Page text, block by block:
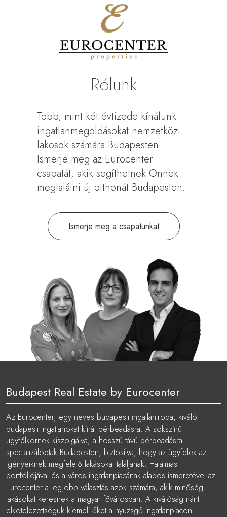
Rólunk
Több, mint két évtizede kínálunk
ingatlanmegoldásokat nemzetközi
lakosok számára Budapesten.
Ismerje meg az Eurocenter
csapatát, akik segíthetnek Önnek
megtalálni új otthonát Budapesten.
Ismerje meg a csapatunkat
Budapest Real Estate by Eurocenter
Az Eurocenter, egy neves budapesti ingatlaniroda, kiváló
budapesti ingatlanokat kínál bérbeadásra. A sokszínű
ügyfélkörnek kiszolgálva, a hosszú távú bérbeadásra
specializálódtak Budapesten, biztosítva, hogy az ügyfelek az
igényeiknek megfelelő lakásokat találjanak. Hatalmas
portfóliójával és a város ingatlanpiacának alapos ismeretével az
Eurocenter a legjobb választás azok számára, akik minőségi
lakásokat keresnek a magyar fővárosban. A kiválóság iránti
elkötelezettségük kiemeli őket a nyüzsgő ingatlanpiacon.